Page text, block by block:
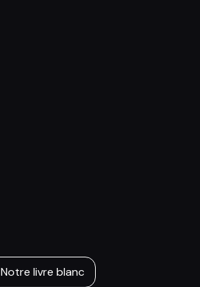
Notre livre blanc